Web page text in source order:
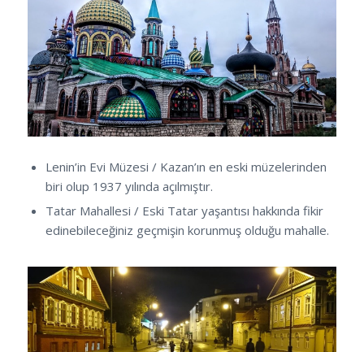
Lenin’in Evi Müzesi / Kazan’ın en eski müzelerinden
biri olup 1937 yılında açılmıştır.
Tatar Mahallesi / Eski Tatar yaşantısı hakkında fikir
edinebileceğiniz geçmişin korunmuş olduğu mahalle.